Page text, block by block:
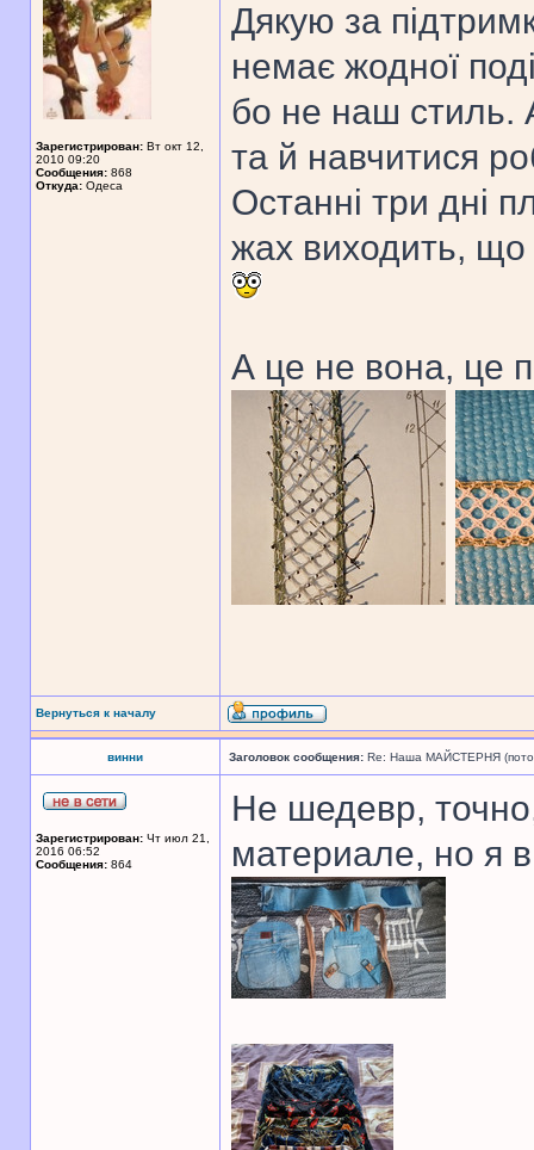
Зарегистрирован: Вт окт 12,
2010 09:20
Сообщения: 868
Откуда: Одеса
Дякую за
немає жодної
бо не наш стиль.
та й навчитися
Останні три дні
жах виходить, що
А це не вона, це
Вернуться к началу
винни Заголовок сообщения: Re: Наша МАЙСТЕРНЯ
Зарегистрирован: Чт июл 21,
2016 06:52
Сообщения: 864
Не шедевр,
материале, но я